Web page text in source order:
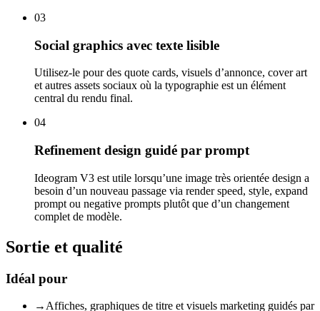
03
Social graphics avec texte lisible
Utilisez-le pour des quote cards, visuels d’annonce, cover art
et autres assets sociaux où la typographie est un élément
central du rendu final.
04
Refinement design guidé par prompt
Ideogram V3 est utile lorsqu’une image très orientée design a
besoin d’un nouveau passage via render speed, style, expand
prompt ou negative prompts plutôt que d’un changement
complet de modèle.
Sortie et qualité
Idéal pour
→ Affiches, graphiques de titre et visuels marketing guidés par